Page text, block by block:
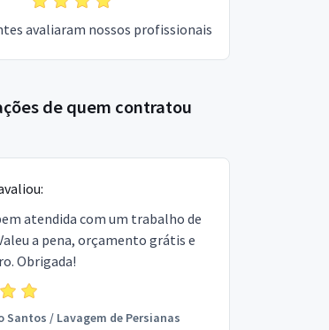
avaliaram nossos profissionais
de quem contratou
atendida com um trabalho de
a pena, orçamento grátis e
Obrigada!
Santos / Lavagem de Persianas